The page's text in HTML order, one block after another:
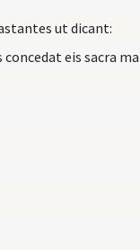
ut dicant: